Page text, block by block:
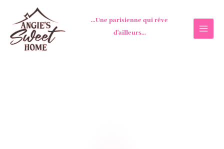
contenu
...Une parisienne qui rêve
d'ailleurs...